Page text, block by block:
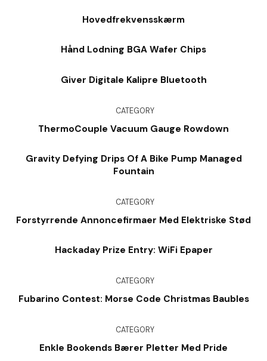
Hovedfrekvensskærm
Hånd Lodning BGA Wafer Chips
Giver Digitale Kalipre Bluetooth
CATEGORY
ThermoCouple Vacuum Gauge Rowdown
Gravity Defying Drips Of A Bike Pump Managed
Fountain
CATEGORY
Forstyrrende Annoncefirmaer Med Elektriske Stød
Hackaday Prize Entry: WiFi Epaper
CATEGORY
Fubarino Contest: Morse Code Christmas Baubles
CATEGORY
Enkle Bookends Bærer Pletter Med Pride